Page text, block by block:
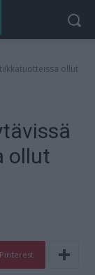
ollut
ollut
Pinterest